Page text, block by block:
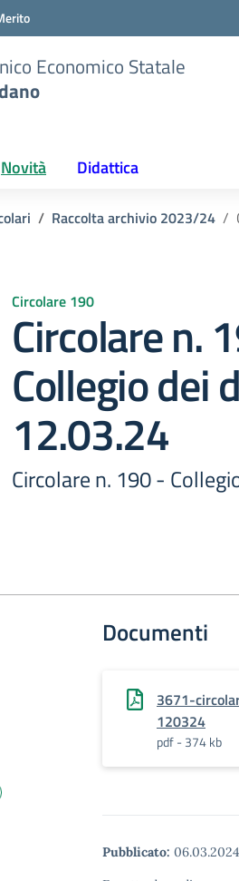
Economico Statale
Novità Didattica
Raccolta archivio 2023/24
Circolare 190
Circolare n.
Collegio dei
12.03.24
Circolare n. 190 -
Documenti
3671-
120324
pdf - 374 kb
Pubblicato: 06.03.2024